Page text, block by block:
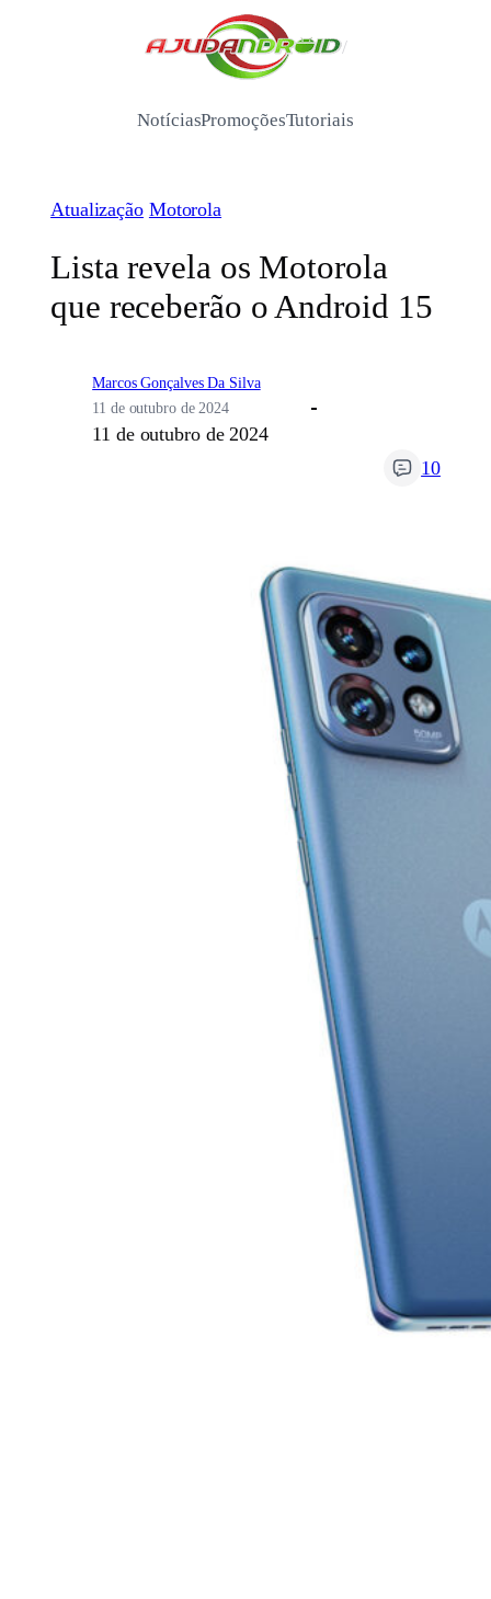
/
NotíciasPromoçõesTutoriais
Atualização Motorola
Lista revela os Motorola
que receberão o Android 15
Marcos Gonçalves Da Silva
11 de outubro de 2024
11 de outubro de 2024
10